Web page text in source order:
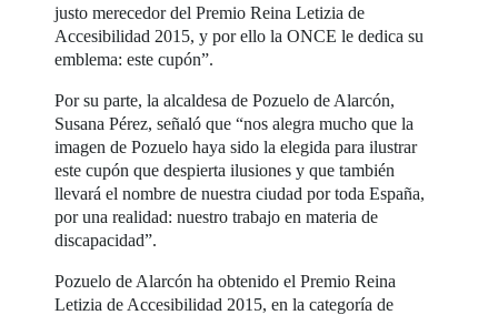
justo merecedor del Premio Reina Letizia de
Accesibilidad 2015, y por ello la ONCE le dedica su
emblema: este cupón”.
Por su parte, la alcaldesa de Pozuelo de Alarcón,
Susana Pérez, señaló que “nos alegra mucho que la
imagen de Pozuelo haya sido la elegida para ilustrar
este cupón que despierta ilusiones y que también
llevará el nombre de nuestra ciudad por toda España,
por una realidad: nuestro trabajo en materia de
discapacidad”.
Pozuelo de Alarcón ha obtenido el Premio Reina
Letizia de Accesibilidad 2015, en la categoría de